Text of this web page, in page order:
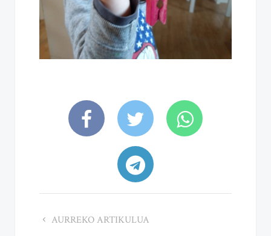
AURREKO ARTIKULUA